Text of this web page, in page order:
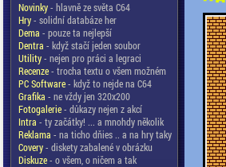
Novinky- hlavně ze světa C64
Hry- solidní databáze her
Dema - pouze ta nejlepší
Dentra - když stačí jeden soubor
Utility- nejen pro práci a legraci
Recenze- trocha textu o všem možném
PC Software- když to nejde na C64
Grafika - ne vždy jen 320x200
Fotogalerie- důkazy nejen z akcí
Intra - ty začátky! ... a mnohdy několik
Reklama - na ticho dňies .. a na hry taky
Covery- diskety zabalené v obrázku
Diskuze- o všem, o ničem a tak